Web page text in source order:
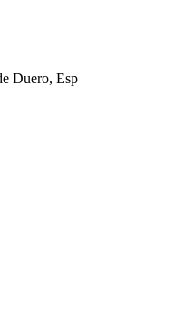
Duero, Esp